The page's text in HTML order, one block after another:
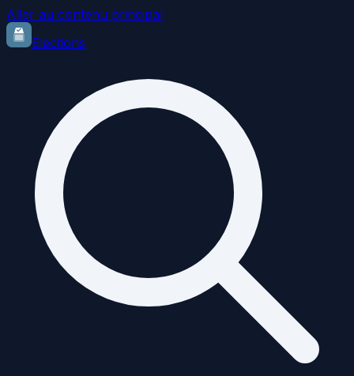
Aller au contenu principal
Elections